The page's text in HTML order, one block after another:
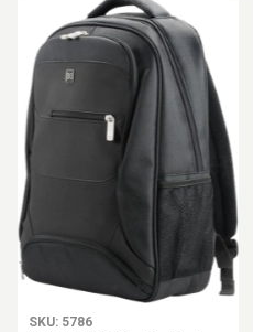
SKU: 5786